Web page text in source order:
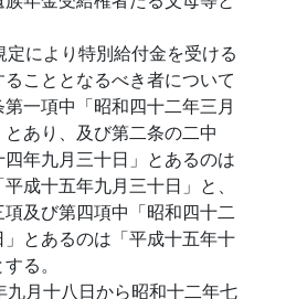
定により特別給付金を受ける
こととなるべき者について
一項中「昭和四十二年三月
あり、及び第二条の二中
四年九月三十日」とあるのは
成十五年九月三十日」と、
及び第四項中「昭和四十二
とあるのは「平成十五年十
る。
九月十八日から昭和十二年七